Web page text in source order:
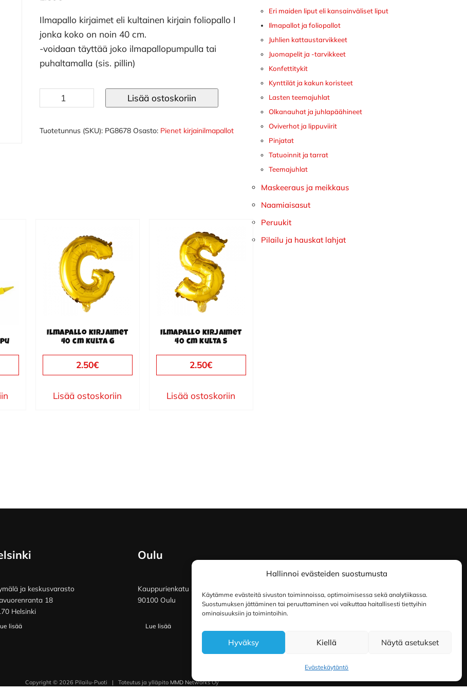
Hallinnoi evästeiden suostumusta
Käytämme evästeitä sivuston toiminnoissa, optimoimisessa sekä analytiikassa.
Suostumuksen jättäminen tai peruuttaminen voi vaikuttaa haitallisesti tiettyihin
ominaisuuksiin ja toimintoihin.
Hyväksy Kiellä Näytä asetukset
Evästekäytäntö
Ilmapallo kirjaimet eli kultainen kirjain foliopallo I
jonka koko on noin 40 cm.
-voidaan täyttää joko ilmapallopumpulla tai
puhaltamalla (sis. pillin)
Ilmapallo
kirjaimet
cm
Lisää ostoskoriin
Tuotetunnus (SKU): PG8678 Osasto: Pienet kirjainilmapallot
Ilmapallo kirjaimet
40 cm kulta G
2.50€
Lisää ostoskoriin
Ilmapallo kirjaimet
40 cm kulta S
2.50€
Lisää ostoskoriin
Eri maiden liput eli kansainväliset liput
Ilmapallot ja foliopallot
Juhlien kattaustarvikkeet
Juomapelit ja -tarvikkeet
Konfettitykit
Kynttilät ja kakun koristeet
Lasten teemajuhlat
Olkanauhat ja juhlapäähineet
Oviverhot ja lippuviirit
Pinjatat
Tatuoinnit ja tarrat
Teemajuhlat
Maskeeraus ja meikkaus
Naamiaisasut
Peruukit
Pilailu ja hauskat lahjat
ja keskusvarasto
18
Helsinki
lisää
Oulu
Kauppurienkatu 34
90100 Oulu
Lue lisää
Copyright © 2026 Pilailu-Puoti | Toteutus ja ylläpito MMD Networks Oy